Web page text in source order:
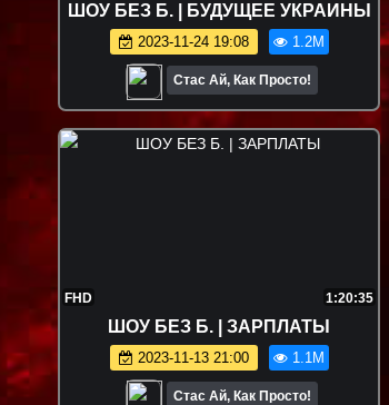
ШОУ БЕЗ Б. | БУДУЩЕЕ УКРАИНЫ
2023-11-24 19:08 1.2M
Стас Ай, Как Просто!
FHD 1:20:35
ШОУ БЕЗ Б. | ЗАРПЛАТЫ
2023-11-13 21:00 1.1M
Стас Ай, Как Просто!